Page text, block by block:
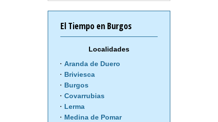
El Tiempo en Burgos
Localidades
Aranda de Duero
Briviesca
Burgos
Covarrubias
Lerma
Medina de Pomar